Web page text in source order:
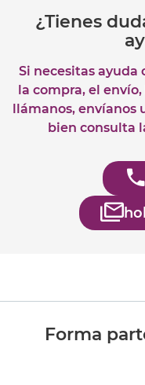
¿Tienes
Si necesitas ayuda
la compra, el
llámanos, envíanos
bien consulta
Forma